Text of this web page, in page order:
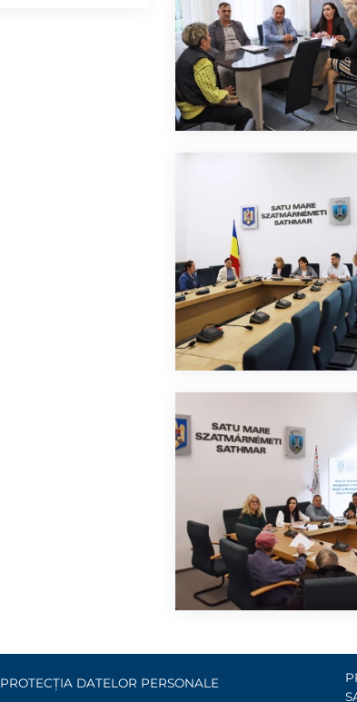
PROTECȚIA DATELOR PERSONALE